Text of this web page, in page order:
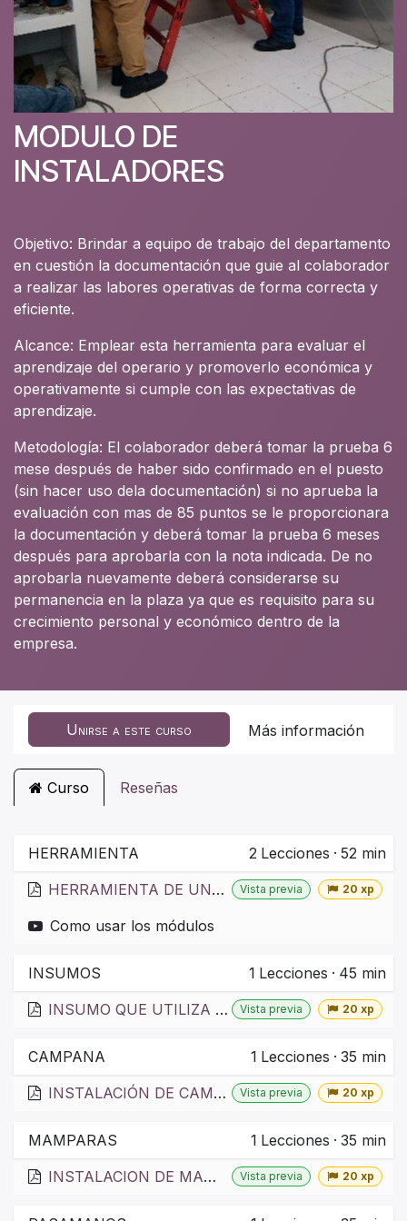
MODULO DE
INSTALADORES
Objetivo: Brindar a equipo de trabajo del departamento
en cuestión la documentación que guie al colaborador
a realizar las labores operativas de forma correcta y
eficiente.
Alcance: Emplear esta herramienta para evaluar el
aprendizaje del operario y promoverlo económica y
operativamente si cumple con las expectativas de
aprendizaje.
Metodología: El colaborador deberá tomar la prueba 6
mese después de haber sido confirmado en el puesto
(sin hacer uso dela documentación) si no aprueba la
evaluación con mas de 85 puntos se le proporcionara
la documentación y deberá tomar la prueba 6 meses
después para aprobarla con la nota indicada. De no
aprobarla nuevamente deberá considerarse su
permanencia en la plaza ya que es requisito para su
crecimiento personal y económico dentro de la
empresa.
Unirse a este curso Más información
Curso Reseñas
HERRAMIENTA 2 Lecciones · 52 min
HERRAMIENTA DE UN INSTALADOR
Vista previa 20 xp
Como usar los módulos
INSUMOS 1 Lecciones · 45 min
INSUMO QUE UTILIZA UN INSTALADOR
Vista previa 20 xp
CAMPANA 1 Lecciones · 35 min
INSTALACIÓN DE CAMPANA
Vista previa 20 xp
MAMPARAS 1 Lecciones · 35 min
INSTALACION DE MAMPARAS
Vista previa 20 xp